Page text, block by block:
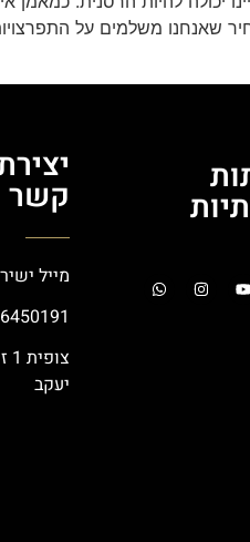
שאנחנו משלמים על
קשר
מייל
יעקב